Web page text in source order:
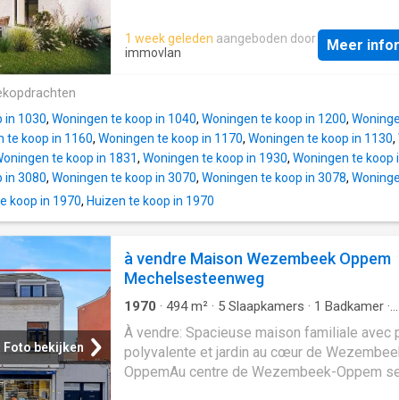
ascenseur privatif, est dédié à la partie nuit.
comprend une suite parentale (±35 m²)
(baignoire et douche). Deux autres ch
contemporain, c’est beau, simple et
villas de 4 façades, d'une superficie de ±
d’eau, ainsi qu’une terrasse et un jardin.
trois niveaux, elles maximisent l’exposition
lumière naturelle et garantissent une vue
sans vis-à-vis. Les points forts de ce
notamment un PEB A-, grâce à une isolation
optimale, une pompe à chaleur combinée à
énergétique maximale, une architecture
couplée à un design raffiné et des lignes
ainsi que des finitions haut de gamme,
et extérieures. Leur localisation est idéale,
dans une rue
1 week geleden aangeboden door
immovlan
Meer
in 1030, Woningen te koop in 1040, Woningen te koop in 1200,
te koop in 1160, Woningen te koop in 1170, Woningen te koop in 1130,
te koop in 1831, Woningen te koop in 1930, Woningen te koop
in 3080, Woningen te koop in 3070, Woningen te koop in 3078,
koop in 1970, Huizen te koop in 1970
Foto bekijken
à vendre Maison Wezembeek Oppem
Mechelsesteenweg
1970 · 494m² · 5 Slaapkamers · 1 Badkamer ·
Geschakelde Woning
Kelder
Parkeerplaats
À vendre: Spacieuse maison familiale avec
polyvalente et jardin au cœur de
OppemAu centre de Wezembeek-Oppem